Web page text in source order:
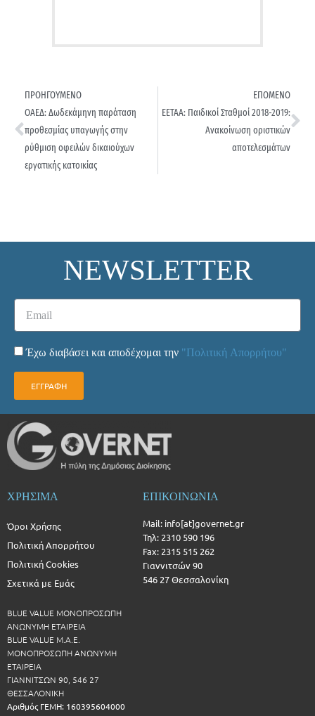
ΠΡΟΗΓΟΥΜΕΝΟ
ΟΑΕΔ: Δωδεκάμηνη παράταση
προθεσμίας υπαγωγής στην
ρύθμιση οφειλών δικαιούχων
εργατικής κατοικίας
ΕΠΟΜΕΝΟ
ΕΕΤΑΑ: Παιδικοί Σταθμοί 2018-2019:
Ανακοίνωση οριστικών
αποτελεσμάτων
NEWSLETTER
Έχω διαβάσει και αποδέχομαι την "Πολιτική Απορρήτου"
ΕΓΓΡΑΦΗ
ΧΡΗΣΙΜΑ
Όροι Χρήσης
Πολιτική Απορρήτου
Πολιτική Cookies
Σχετικά με Εμάς
BLUE VALUE ΜΟΝΟΠΡΟΣΩΠΗ
ΑΝΩΝΥΜΗ ΕΤΑΙΡΕΙΑ
BLUE VALUE Μ.Α.Ε.
ΜΟΝΟΠΡΟΣΩΠΗ ΑΝΩΝΥΜΗ
ΕΤΑΙΡΕΙΑ
ΓΙΑΝΝΙΤΣΩΝ 90, 546 27
ΘΕΣΣΑΛΟΝΙΚΗ
Αριθμός ΓΕΜΗ: 160395604000
ΕΠΙΚΟΙΝΩΝΙΑ
Mail: info[at]governet.gr
Τηλ: 2310 590 196
Fax: 2315 515 262
Γιαννιτσών 90
546 27 Θεσσαλονίκη